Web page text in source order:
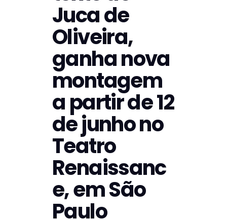
Juca de
Oliveira,
ganha nova
montagem
a partir de 12
de junho no
Teatro
Renaissanc
e, em São
Paulo